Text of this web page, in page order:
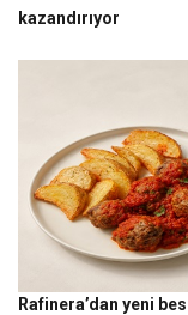
kazandırıyor
Rafinera’dan yeni